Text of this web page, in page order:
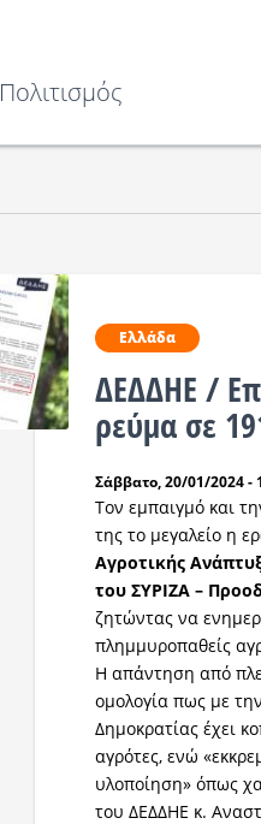
Πολιτισμός
Ελλάδα
ΔΕΔΔΗΕ /
ρεύμα σε
Σάββατο, 20/01/2024 -
Τον εμπαιγμό και
της το μεγαλείο η
Αγροτικής
του ΣΥΡΙΖΑ –
ζητώντας να
πλημμυροπαθείς
Η απάντηση από
ομολογία πως με
Δημοκρατίας έχει
αγρότες, ενώ
υλοποίηση» όπως
του ΔΕΔΔΗΕ κ.